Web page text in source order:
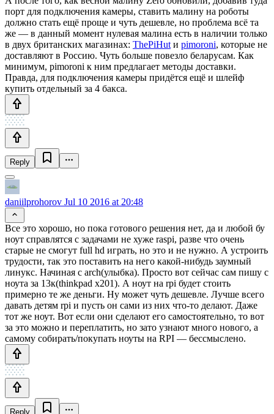
порт для подключения камеры, ставить малину на роботы
должно стать ещё проще и чуть дешевле, но проблема всё та
же — в данный момент нулевая малина есть в наличии только
в двух британских магазинах: ThePiHut и pimoroni, которые не
доставляют в Россию. Чуть больше повезло беларусам. Как
минимум, pimoroni к ним предлагает методы доставки.
Правда, для подключения камеры придётся ещё и шлейф
купить отдельный за 4 бакса.
Reply
daniilprohorov Jul 10 2016 at 20:48
Все это хорошо, но пока готового решения нет, да и любой бу
ноут справлятся с задачами не хуже raspi, разве что очень
старые не смогут full hd играть, но это и не нужно. А устроить
трудости, так это поставить на него какой-нибудь заумный
линукс. Начиная с arch(улыбка). Просто вот сейчас сам пишу с
ноута за 13к(thinkpad x201). А ноут на rpi будет стоить
примерно те же деньги. Ну может чуть дешевле. Лучше всего
давать детям rpi и пусть он сами из них что-то делают. Даже
тот же ноут. Вот если они сделают его самостоятельно, то вот
за это можно и переплатить, но зато узнают много нового, а
самому собирать/покупать ноуты на RPI — бессмыслено.
Reply